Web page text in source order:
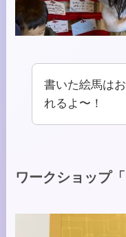
書いた絵馬は
れるよ〜！
ワークショップ